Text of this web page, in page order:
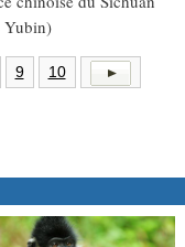
Yubin)
9 10